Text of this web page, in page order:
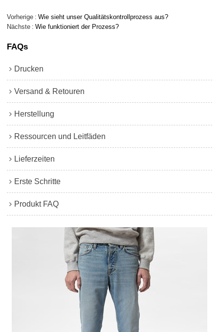
Vorherige
Wie sieht unser Qualitätskontrollprozess aus?
Nächste
Wie funktioniert der Prozess?
FAQs
Drucken
Versand & Retouren
Herstellung
Ressourcen und Leitfäden
Lieferzeiten
Erste Schritte
Produkt FAQ